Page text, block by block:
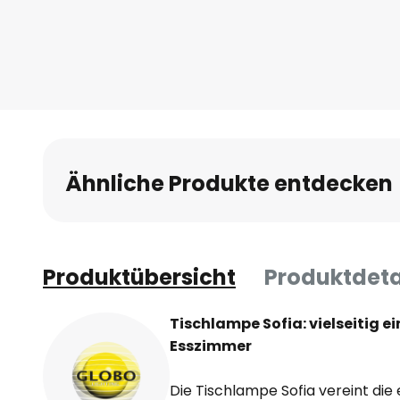
Ähnliche Produkte entdecken
Produktübersicht
Tischlampe Sofia: vielseitig
Esszimmer
Die Tischlampe Sofia vereint